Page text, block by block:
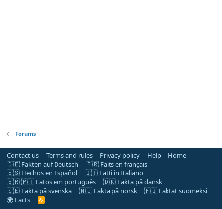
Forums
Contact us Terms and rules Privacy policy Help
Home
🇩🇪 Fakten auf Deutsch
🇫🇷 Faits en français
🇪🇸 Hechos en Español
🇮🇹 Fatti in Italiano
🇧🇷 🇵🇹 Fatos em português
🇩🇰 Fakta på dansk
🇸🇪 Fakta på svenska
🇳🇴 Fakta på norsk
🇫🇮 Faktat suomeksi
🌍 Facts
R